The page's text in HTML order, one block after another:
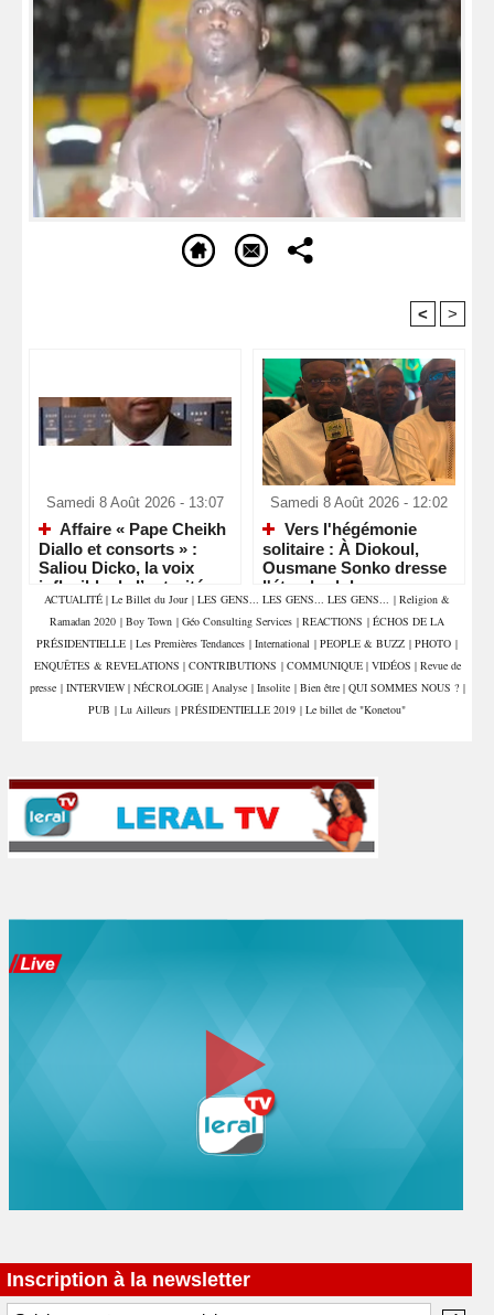
< >
Samedi 8 Août 2026 - 13:07
Affaire « Pape Cheikh
Diallo et consorts » :
Saliou Dicko, la voix
inflexible de l’autorité
judiciaire
Samedi 8 Août 2026 - 12:02
Vers l'hégémonie
solitaire : À Diokoul,
Ousmane Sonko dresse
l'étendard de
l'indépendance politique
ACTUALITÉ | Le Billet du Jour | LES GENS... LES GENS... LES GENS... | Religion &
Ramadan 2020 | Boy Town | Géo Consulting Services | REACTIONS | ÉCHOS DE LA
PRÉSIDENTIELLE | Les Premières Tendances | International | PEOPLE & BUZZ | PHOTO |
ENQUÊTES & REVELATIONS | CONTRIBUTIONS | COMMUNIQUE | VIDÉOS | Revue de
presse | INTERVIEW | NÉCROLOGIE | Analyse | Insolite | Bien être | QUI SOMMES NOUS ? |
PUB | Lu Ailleurs | PRÉSIDENTIELLE 2019 | Le billet de "Konetou"
Inscription à la newsletter